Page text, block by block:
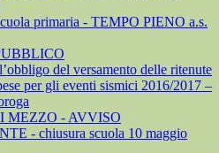
primaria - TEMPO PIENO a.s.
del versamento delle ritenute
per gli eventi sismici 2016/2017 –
MEZZO - AVVISO
- chiusura scuola 10 maggio